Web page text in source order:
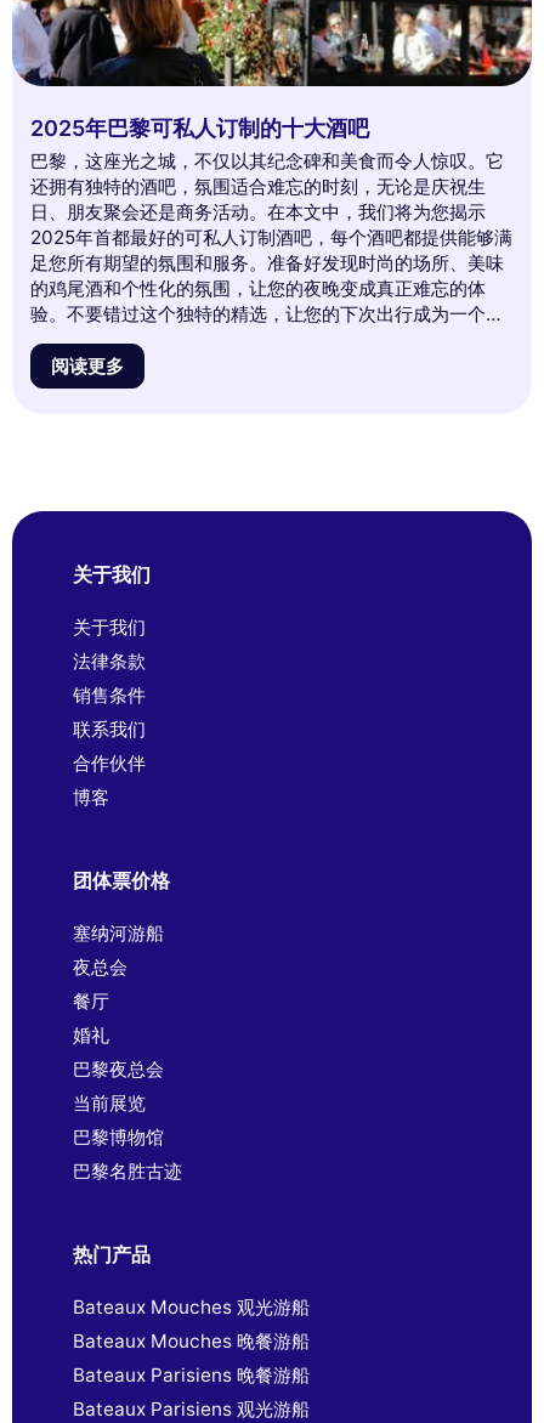
2025年巴黎可私人订制的十大酒吧
巴黎，这座光之城，不仅以其纪念碑和美食而令人惊叹。它
还拥有独特的酒吧，氛围适合难忘的时刻，无论是庆祝生
日、朋友聚会还是商务活动。在本文中，我们将为您揭示
2025年首都最好的可私人订制酒吧，每个酒吧都提供能够满
足您所有期望的氛围和服务。准备好发现时尚的场所、美味
的鸡尾酒和个性化的氛围，让您的夜晚变成真正难忘的体
验。不要错过这个独特的精选，让您的下次出行成为一个非
凡的时刻！
阅读更多
关于我们
关于我们
法律条款
销售条件
联系我们
合作伙伴
博客
团体票价格
塞纳河游船
夜总会
餐厅
婚礼
巴黎夜总会
当前展览
巴黎博物馆
巴黎名胜古迹
热门产品
Bateaux Mouches 观光游船
Bateaux Mouches 晚餐游船
Bateaux Parisiens 晚餐游船
Bateaux Parisiens 观光游船